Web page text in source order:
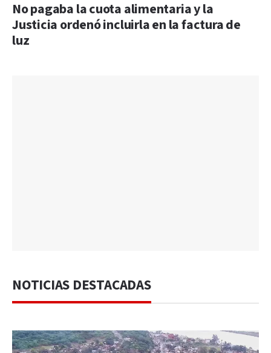
No pagaba la cuota alimentaria y la
Justicia ordenó incluirla en la factura de
luz
NOTICIAS DESTACADAS